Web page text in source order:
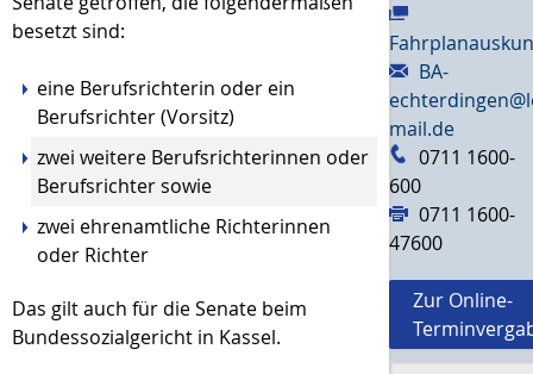
besetzt sind:
eine Berufsrichterin oder ein
Berufsrichter (Vorsitz)
zwei weitere Berufsrichterinnen oder
Berufsrichter sowie
zwei ehrenamtliche Richterinnen
oder Richter
Das gilt auch für die Senate beim
Bundessozialgericht in Kassel.
BA-
mail.de
0711 1600-
600
0711 1600-
47600
Zur Online-